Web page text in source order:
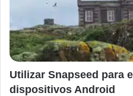
Utilizar Snapseed para
dispositivos Android